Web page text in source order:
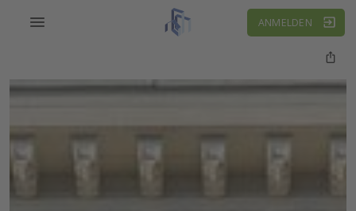
ANMELDEN